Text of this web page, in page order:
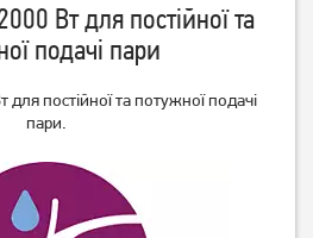
1 699грн
Вт для постійної та
подачі пари
постійної та потужної подачі
пари.